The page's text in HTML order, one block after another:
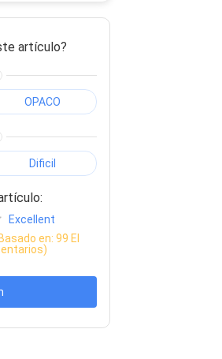
artículo?
OPACO
Dificil
Excellent
en: 99 El